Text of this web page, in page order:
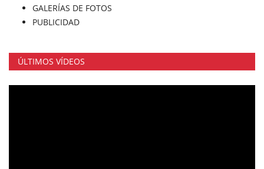
GALERÍAS DE FOTOS
PUBLICIDAD
ÚLTIMOS VÍDEOS